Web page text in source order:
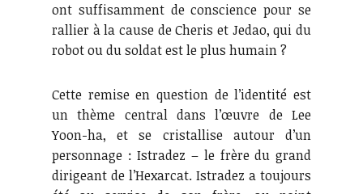
ont suffisamment de conscience pour se
rallier à la cause de Cheris et Jedao, qui du
robot ou du soldat est le plus humain ?
Cette remise en question de l’identité est
un thème central dans l’œuvre de Lee
Yoon-ha, et se cristallise autour d’un
personnage : Istradez – le frère du grand
dirigeant de l’Hexarcat. Istradez a toujours